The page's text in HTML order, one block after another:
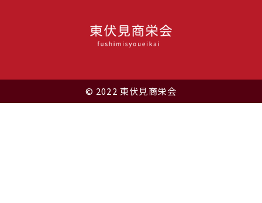
© 2022 東伏見商栄会